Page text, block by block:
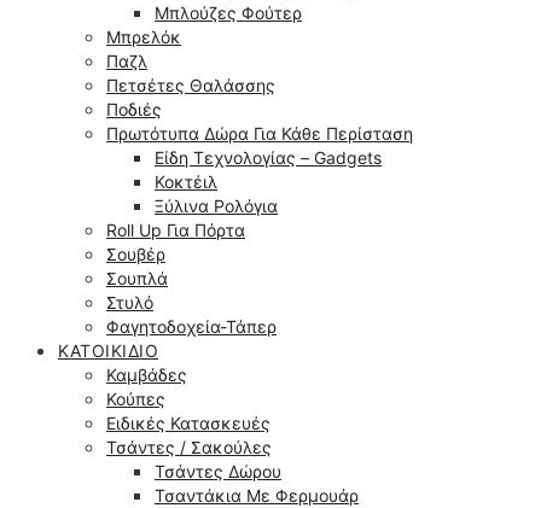
Μπλούζες Φούτερ
Μπρελόκ
Παζλ
Πετσέτες Θαλάσσης
Ποδιές
Πρωτότυπα Δώρα Για Κάθε Περίσταση
Είδη Τεχνολογίας – Gadgets
Κοκτέιλ
Ξύλινα Ρολόγια
Roll Up Για Πόρτα
Σουβέρ
Σουπλά
Στυλό
Φαγητοδοχεία-Τάπερ
ΚΑΤΟΙΚΊΔΙΟ
Καμβάδες
Κούπες
Ειδικές Κατασκευές
Τσάντες / Σακούλες
Τσάντες Δώρου
Τσαντάκια Με Φερμουάρ